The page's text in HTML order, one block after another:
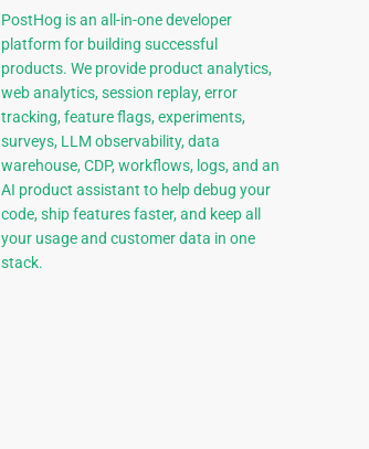
PostHog is an all-in-one developer
platform for building successful
products. We provide product analytics,
web analytics, session replay, error
tracking, feature flags, experiments,
surveys, LLM observability, data
warehouse, CDP, workflows, logs, and an
AI product assistant to help debug your
code, ship features faster, and keep all
your usage and customer data in one
stack.